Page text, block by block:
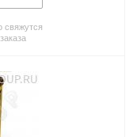
свяжутся